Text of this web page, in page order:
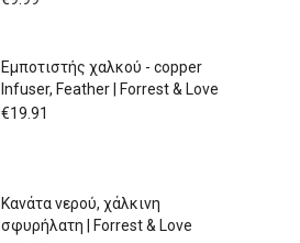
Εμποτιστής χαλκού - copper
Infuser, Feather | Forrest & Love
€19.91
Κανάτα νερού, χάλκινη
σφυρήλατη | Forrest & Love